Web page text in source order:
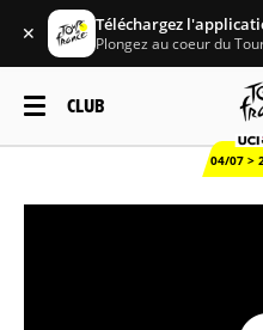
✕ Téléchargez
Plongez au coeur du
CLUB
04/07 >